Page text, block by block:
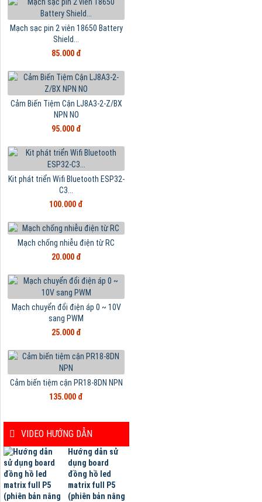
Mạch sạc pin 2 viên 18650 Battery
Shield...
85.000 đ
Cảm Biến Tiệm Cận LJ8A3-2-Z/BX
NPN NO
95.000 đ
Kit phát triển Wifi Bluetooth ESP32-
C3...
100.000 đ
Mạch chống nhiễu điện từ RC
20.000 đ
Mạch chuyển đổi điện áp 0 ~ 10V
sang PWM
25.000 đ
Cảm biến tiệm cận PR18-8DN NPN
135.000 đ
VIDEO HƯỚNG DẪN
Hướng dẫn sử
dụng board
đồng hồ led
matrix full P5
(phiên bản nâng